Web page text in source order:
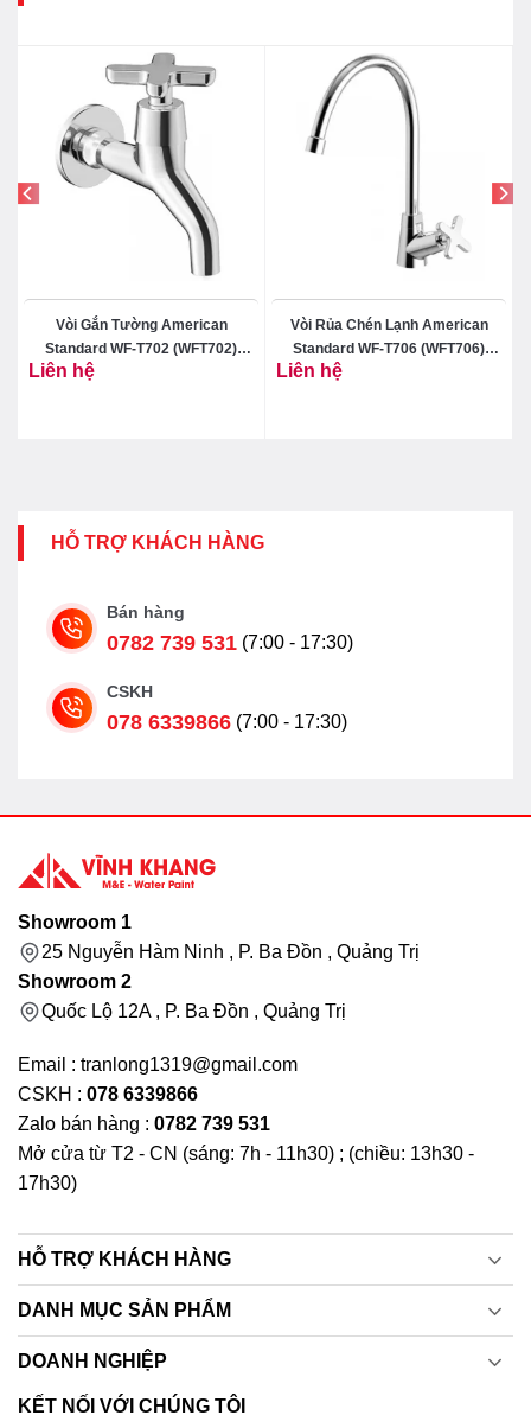
Vòi Gắn Tường American
Standard WF-T702 (WFT702)
Liên hệ
Vòi Rủa Chén Lạnh American
Standard WF-T706 (WFT706)
Liên hệ
HỖ TRỢ KHÁCH HÀNG
Bán hàng
0782 739 531 (7:00 - 17:30)
CSKH
078 6339866 (7:00 - 17:30)
Showroom 1
25 Nguyễn Hàm Ninh , P. Ba Đồn , Quảng Trị
Showroom 2
Quốc Lộ 12A , P. Ba Đồn , Quảng Trị
Email : tranlong1319@gmail.com
CSKH : 078 6339866
Zalo bán hàng : 0782 739 531
Mở cửa từ T2 - CN (sáng: 7h - 11h30) ; (chiều: 13h30 -
17h30)
HỖ TRỢ KHÁCH HÀNG
DANH MỤC SẢN PHẨM
DOANH NGHIỆP
KẾT NỐI VỚI CHÚNG TÔI